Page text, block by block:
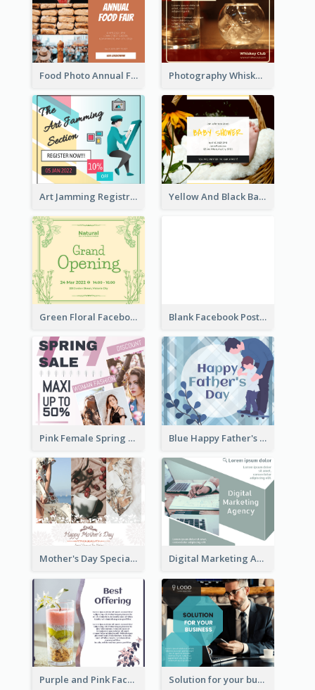
Food Photo Annual Food Fair Invitation Facebook Post Photography Whiskey Day Facebook Post With Details
Art Jamming Registration Facebook Post Yellow And Black Baby Shower Facebook Post
Green Floral Facebook Post About Grand Opening Blank Facebook Post
Pink Female Spring Fashion Facebook Post Design Blue Happy Father's Day Facebook Post
Mother's Day Special Sale Orange Facebook Post Digital Marketing Agency Green Facebook Post
Purple and Pink Facebook Post Solution for your business Facebook Post